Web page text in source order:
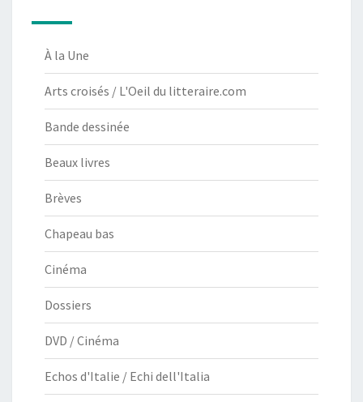
À la Une
Arts croisés / L'Oeil du litteraire.com
Bande dessinée
Beaux livres
Brèves
Chapeau bas
Cinéma
Dossiers
DVD / Cinéma
Echos d'Italie / Echi dell'Italia